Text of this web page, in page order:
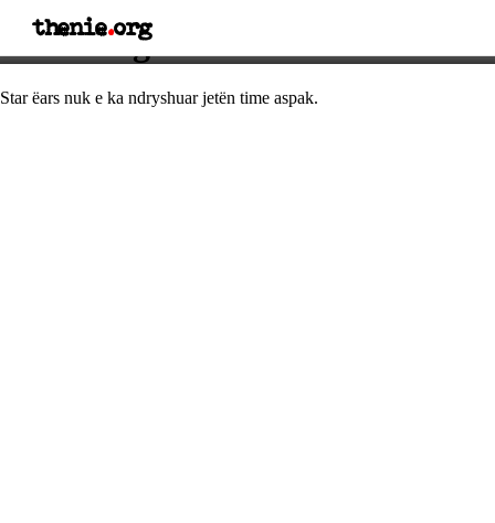
thenie.org
Thënie nga Natalie Portman
Star ëars nuk e ka ndryshuar jetën time aspak.